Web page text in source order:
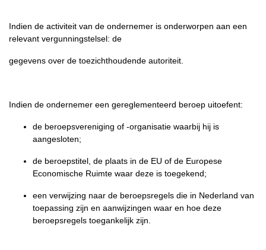
Indien de activiteit van de ondernemer is onderworpen aan een
relevant vergunningstelsel: de
gegevens over de toezichthoudende autoriteit.
Indien de ondernemer een gereglementeerd beroep uitoefent:
de beroepsvereniging of -organisatie waarbij hij is
aangesloten;
de beroepstitel, de plaats in de EU of de Europese
Economische Ruimte waar deze is toegekend;
een verwijzing naar de beroepsregels die in Nederland van
toepassing zijn en aanwijzingen waar en hoe deze
beroepsregels toegankelijk zijn.